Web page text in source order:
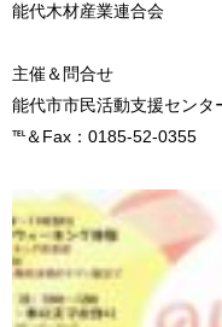
能代木材産業連合会
主催＆問合せ
能代市市民活動支援センタ
℡＆Fax：0185-52-0355